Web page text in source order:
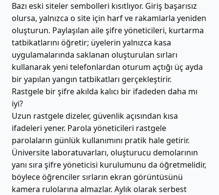
Bazı eski siteler sembolleri kısıtlıyor. Giriş başarısız
olursa, yalnızca o site için harf ve rakamlarla yeniden
oluşturun. Paylaşılan aile şifre yöneticileri, kurtarma
tatbikatlarını öğretir; üyelerin yalnızca kasa
uygulamalarında saklanan oluşturulan sırları
kullanarak yeni telefonlardan oturum açtığı üç ayda
bir yapılan yangın tatbikatları gerçekleştirir.
Rastgele bir şifre akılda kalıcı bir ifadeden daha mı
iyi?
Uzun rastgele dizeler, güvenlik açısından kısa
ifadeleri yener. Parola yöneticileri rastgele
parolaların günlük kullanımını pratik hale getirir.
Üniversite laboratuvarları, oluşturucu demolarının
yanı sıra şifre yöneticisi kurulumunu da öğretmelidir,
böylece öğrenciler sırların ekran görüntüsünü
kamera rulolarına almazlar. Aylık olarak serbest